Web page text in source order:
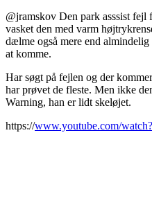
@jramskov Den park asssist fejl
vasket den med varm
dælme også mere end
at komme.
Har søgt på fejlen og der
har prøvet de fleste. Men ikke
Warning, han er lidt skeløjet.
https://www.youtube.com/